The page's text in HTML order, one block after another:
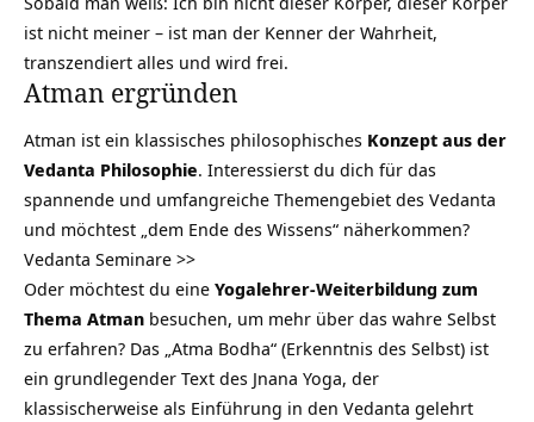
ist nicht meiner – ist man der Kenner der Wahrheit,
transzendiert alles und wird frei.
Atman ergründen
Atman ist ein klassisches philosophisches Konzept aus der
Vedanta Philosophie. Interessierst du dich für das
spannende und umfangreiche Themengebiet des Vedanta
und möchtest „dem Ende des Wissens“ näherkommen?
Vedanta Seminare >>
Oder möchtest du eine Yogalehrer-Weiterbildung zum
Thema Atman besuchen, um mehr über das wahre Selbst
zu erfahren? Das „Atma Bodha“ (Erkenntnis des Selbst) ist
ein grundlegender Text des Jnana Yoga, der
klassischerweise als Einführung in den Vedanta gelehrt